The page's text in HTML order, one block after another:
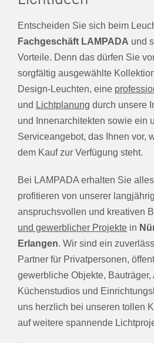
Entscheiden Sie sich beim
Fachgeschäft LAMPADA und
Vorteile. Denn das dürfen Sie
sorgfältig ausgewählte
Design-Leuchten, eine
und Lichtplanung durch unsere
und Innenarchitekten sowie ein
Serviceangebot, das Ihnen vor,
dem Kauf zur Verfügung steht.
Bei LAMPADA erhalten Sie
profitieren von unserer
anspruchsvollen und kreativen
und gewerblicher Projektein
Erlangen. Wir sind ein
Partner für Privatpersonen,
gewerbliche Objekte, Bauträger,
Küchenstudios und
uns herzlich bei unseren tollen
auf weitere spannende